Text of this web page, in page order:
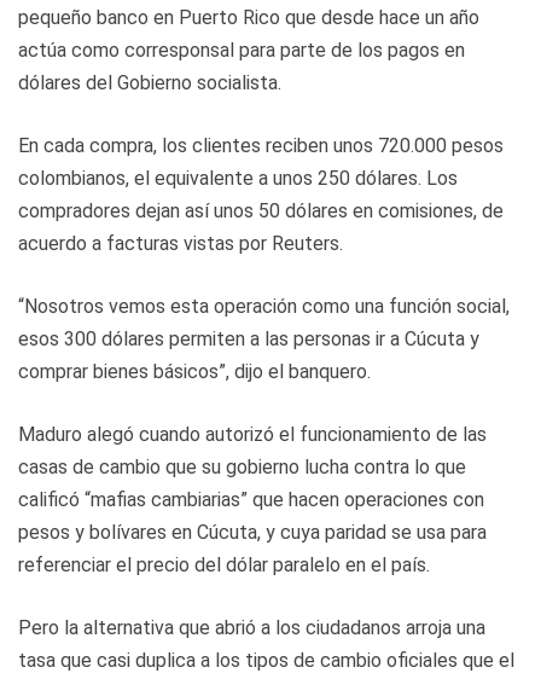
pequeño banco en Puerto Rico que desde hace un año
actúa como corresponsal para parte de los pagos en
dólares del Gobierno socialista.
En cada compra, los clientes reciben unos 720.000 pesos
colombianos, el equivalente a unos 250 dólares. Los
compradores dejan así unos 50 dólares en comisiones, de
acuerdo a facturas vistas por Reuters.
“Nosotros vemos esta operación como una función social,
esos 300 dólares permiten a las personas ir a Cúcuta y
comprar bienes básicos”, dijo el banquero.
Maduro alegó cuando autorizó el funcionamiento de las
casas de cambio que su gobierno lucha contra lo que
calificó “mafias cambiarias” que hacen operaciones con
pesos y bolívares en Cúcuta, y cuya paridad se usa para
referenciar el precio del dólar paralelo en el país.
Pero la alternativa que abrió a los ciudadanos arroja una
tasa que casi duplica a los tipos de cambio oficiales que el